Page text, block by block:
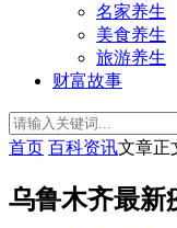
名家养生
美食养生
旅游养生
财富故事
首页 百科资讯文章正
乌鲁木齐最新